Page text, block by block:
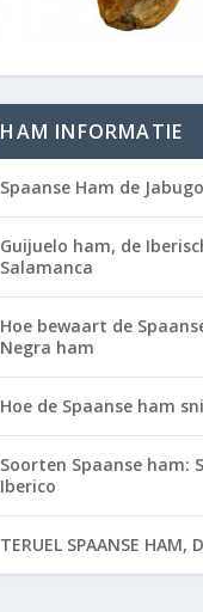
HAM INFORMATIE
Spaanse Ham de Jabugo
Guijuelo ham, de
Salamanca
Hoe bewaart de
Negra ham
Hoe de Spaanse ham
Soorten Spaanse ham:
Iberico
TERUEL SPAANSE HAM,